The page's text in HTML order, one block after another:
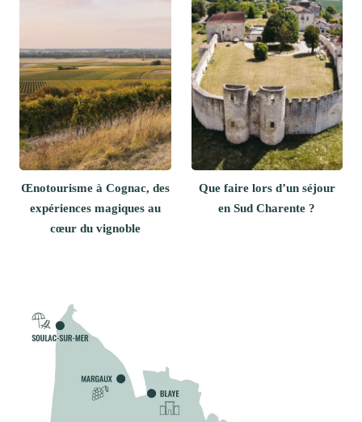
Œnotourisme à Cognac, des
expériences magiques au
cœur du vignoble
Que faire lors d’un séjour
en Sud Charente ?